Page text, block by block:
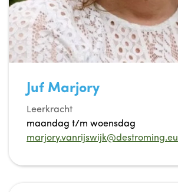
Juf Marjory
Leerkracht
maandag t/m woensdag
marjory.vanrijswijk@destroming.eu